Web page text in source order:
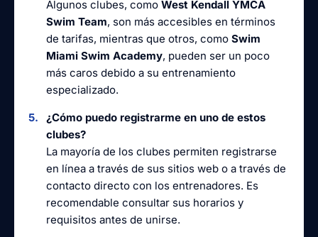
Algunos clubes, como West Kendall YMCA
Swim Team, son más accesibles en términos
de tarifas, mientras que otros, como Swim
Miami Swim Academy, pueden ser un poco
más caros debido a su entrenamiento
especializado.
¿Cómo puedo registrarme en uno de estos
clubes?
La mayoría de los clubes permiten registrarse
en línea a través de sus sitios web o a través de
contacto directo con los entrenadores. Es
recomendable consultar sus horarios y
requisitos antes de unirse.